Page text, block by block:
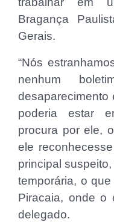
Bragança
Gerais.
“Nós
nenhum
desaparecimento
poderia estar
procura por ele,
ele
principal
temporária, o
Piracaia, onde o
delegado.